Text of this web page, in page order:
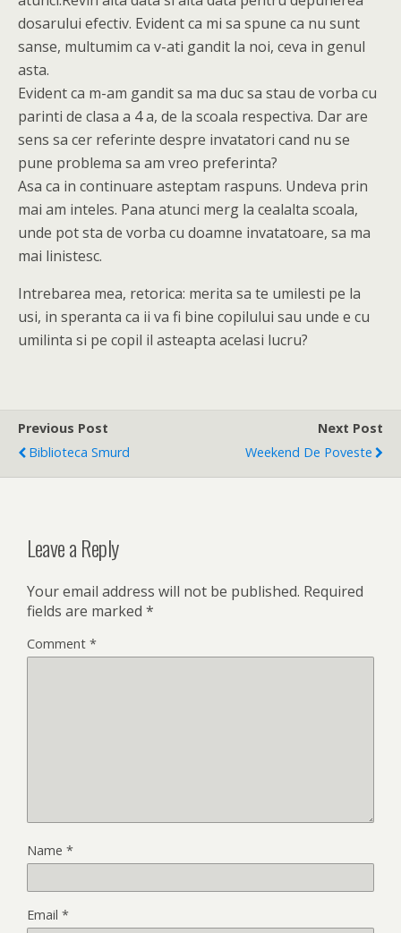
dosarului efectiv. Evident ca mi sa spune ca nu sunt
sanse, multumim ca v-ati gandit la noi, ceva in genul
asta.
Evident ca m-am gandit sa ma duc sa stau de vorba cu
parinti de clasa a 4 a, de la scoala respectiva. Dar are
sens sa cer referinte despre invatatori cand nu se
pune problema sa am vreo preferinta?
Asa ca in continuare asteptam raspuns. Undeva prin
mai am inteles. Pana atunci merg la cealalta scoala,
unde pot sta de vorba cu doamne invatatoare, sa ma
mai linistesc.
Intrebarea mea, retorica: merita sa te umilesti pe la
usi, in speranta ca ii va fi bine copilului sau unde e cu
umilinta si pe copil il asteapta acelasi lucru?
Previous Post
Biblioteca Smurd
Next Post
Weekend De Poveste
Leave a Reply
Your email address will not be published. Required
fields are marked *
Comment *
Name *
Email *